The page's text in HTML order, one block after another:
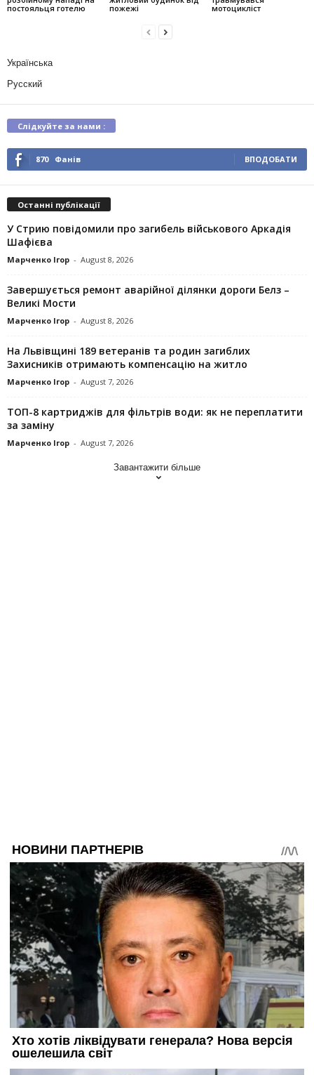
постояльця готелю
пожежі
мотоцикліст
Українська
Русский
Слідкуйте за нами :
870 Фанів ВПОДОБАТИ
Останні публікації
У Стрию повідомили про загибель військового Аркадія
Шафієва
Марченко Ігор - August 8, 2026
Завершується ремонт аварійної ділянки дороги Белз –
Великі Мости
Марченко Ігор - August 8, 2026
На Львівщині 189 ветеранів та родин загиблих
Захисників отримають компенсацію на житло
Марченко Ігор - August 7, 2026
ТОП-8 картриджів для фільтрів води: як не переплатити
за заміну
Марченко Ігор - August 7, 2026
Завантажити більше